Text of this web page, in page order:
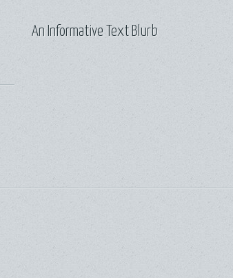
An Informative Text Blurb